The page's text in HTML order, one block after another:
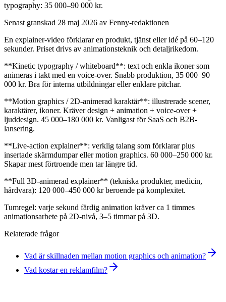
typography: 35 000–90 000 kr.
Senast granskad 28 maj 2026 av Fenny-redaktionen
En explainer-video förklarar en produkt, tjänst eller idé på 60–120
sekunder. Priset drivs av animationsteknik och detaljrikedom.
**Kinetic typography / whiteboard**: text och enkla ikoner som
animeras i takt med en voice-over. Snabb produktion, 35 000–90
000 kr. Bra för interna utbildningar eller enklare pitchar.
**Motion graphics / 2D-animerad karaktär**: illustrerade scener,
karaktärer, ikoner. Kräver design + animation + voice-over +
ljuddesign. 45 000–180 000 kr. Vanligast för SaaS och B2B-
lansering.
**Live-action explainer**: verklig talang som förklarar plus
insertade skärmdumpar eller motion graphics. 60 000–250 000 kr.
Skapar mest förtroende men tar längre tid.
**Full 3D-animerad explainer** (tekniska produkter, medicin,
hårdvara): 120 000–450 000 kr beroende på komplexitet.
Tumregel: varje sekund färdig animation kräver ca 1 timmes
animationsarbete på 2D-nivå, 3–5 timmar på 3D.
Relaterade frågor
Vad är skillnaden mellan motion graphics och animation?
Vad kostar en reklamfilm?